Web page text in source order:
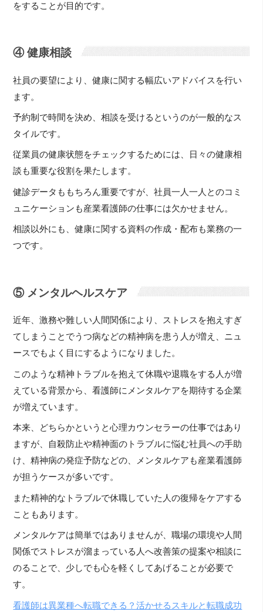
をすることが目的です。
④ 健康相談
社員の要望により、健康に関する幅広いアドバイスを行い
ます。
予約制で時間を決め、相談を受けるというのが一般的なス
タイルです。
従業員の健康状態をチェックするためには、日々の健康相
談も重要な役割を果たします。
健診データももちろん重要ですが、社員一人一人とのコミ
ュニケーションも産業看護師の仕事には欠かせません。
相談以外にも、健康に関する資料の作成・配布も業務の一
つです。
⑤ メンタルヘルスケア
近年、激務や難しい人間関係により、ストレスを抱えすぎ
てしまうことでうつ病などの精神病を患う人が増え、ニュ
ースでもよく目にするようになりました。
このような精神トラブルを抱えて休職や退職をする人が増
えている背景から、看護師にメンタルケアを期待する企業
が増えています。
本来、どちらかというと心理カウンセラーの仕事ではあり
ますが、自殺防止や精神面のトラブルに悩む社員への手助
け、精神病の発症予防などの、メンタルケアも産業看護師
が担うケースが多いです。
また精神的なトラブルで休職していた人の復帰をケアする
こともあります。
メンタルケアは簡単ではありませんが、職場の環境や人間
関係でストレスが溜まっている人へ改善策の提案や相談に
のることで、少しでも心を軽くしてあげることが必要で
す。
看護師は異業種へ転職できる？活かせるスキルと転職成功